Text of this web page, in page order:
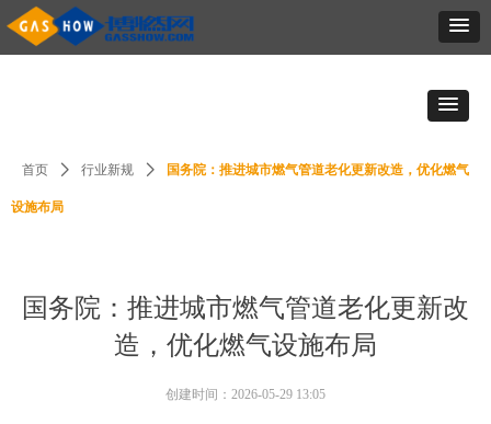
首页 ꄲ 行业新规 ꄲ 国务院：推进城市燃气管道老化更新改造，优化燃气
设施布局
国务院：推进城市燃气管道老化更新改
造，优化燃气设施布局
创建时间： 2026-05-29 13:05